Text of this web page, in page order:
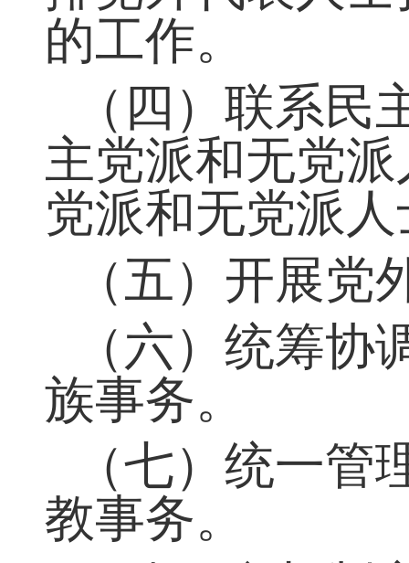
领导下做好党
排党外代表人
的工作。
（四）联系民
主党派和无党
党派和无党派
（五）开展党
（六）统筹
族事务。